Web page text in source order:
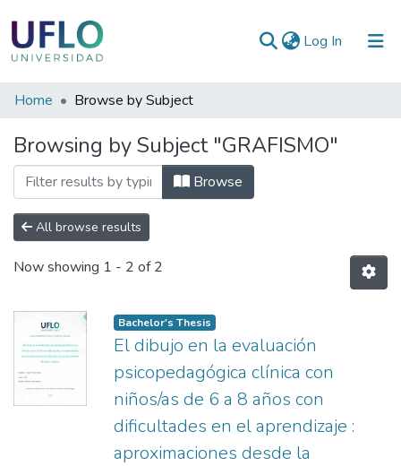
Log In (current)
Communities
Collections
All of RIUFLO
Home Browse by Subject
Browsing by Subject "GRAFISMO"
Browse
All browse results
Now showing 1 - 2 of 2
Bachelor's Thesis
El dibujo en la evaluación
psicopedagógica clínica con
niños/as de 6 a 8 años con
dificultades en el aprendizaje :
aproximaciones desde la